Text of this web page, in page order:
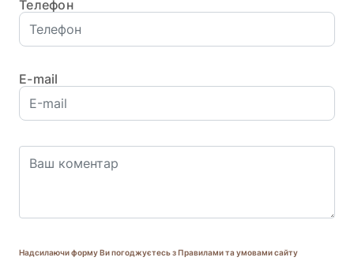
Телефон
Е-mail
Надсилаючи форму Ви погоджуєтесь з Правилами та умовами сайту